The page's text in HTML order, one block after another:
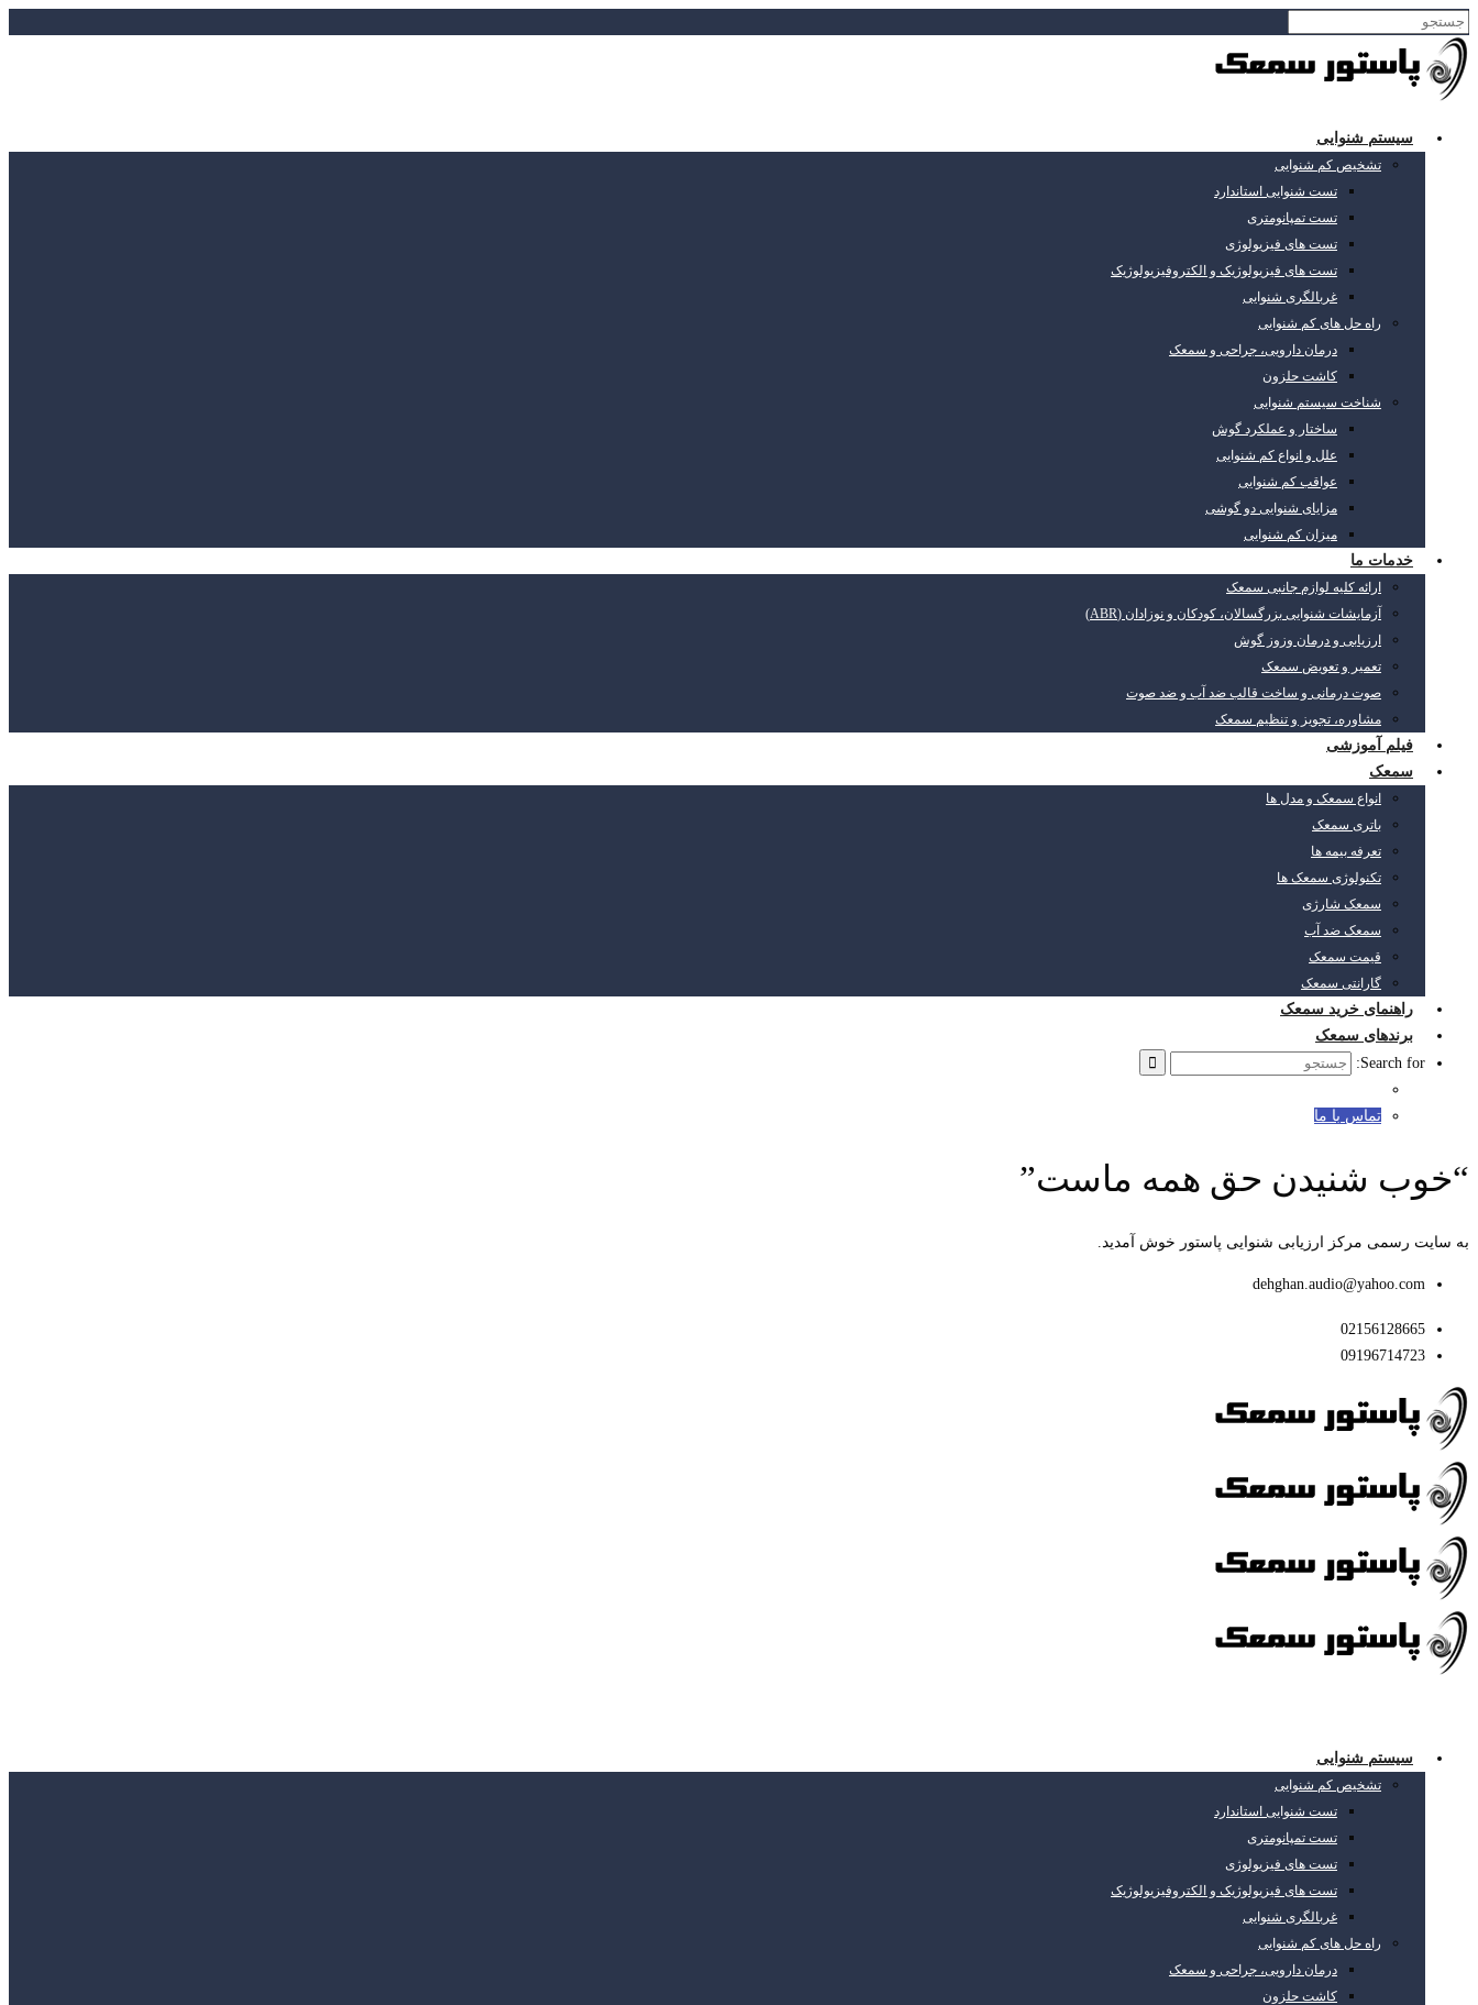
سیستم شنوایی
تشخیص کم شنوایی
تست شنوایی استاندارد
تست تمپانومتری
تست های فیزیولوژی
تست های فیزیولوژیک و الکتروفیزیولوژیک
غربالگری شنوایی
راه حل های کم شنوایی
درمان دارویی، جراحی و سمعک
کاشت حلزون
شناخت سیستم شنوایی
ساختار و عملکرد گوش
علل و انواع کم شنوایی
عواقب کم شنوایی
مزایای شنوایی دو گوشی
میزان کم شنوایی
خدمات ما
ارائه کلیه لوازم جانبی سمعک
آزمایشات شنوایی بزرگسالان، کودکان و نوزادان (ABR)
ارزیابی و درمان وزوز گوش
تعمیر و تعویض سمعک
صوت درمانی و ساخت قالب ضد آب و ضد صوت
مشاوره، تجویز و تنظیم سمعک
فیلم آموزشی
سمعک
انواع سمعک و مدل ها
باتری سمعک
تعرفه بیمه ها
تکنولوژی سمعک ها
سمعک شارژی
سمعک ضد آب
قیمت سمعک
گارانتی سمعک
راهنمای خرید سمعک
برندهای سمعک
Search for:
تماس با ما
“خوب شنیدن حق همه ماست”
به سایت رسمی مرکز ارزیابی شنوایی پاستور خوش آمدید.
dehghan.audio@yahoo.com
02156128665
09196714723
سیستم شنوایی
تشخیص کم شنوایی
تست شنوایی استاندارد
تست تمپانومتری
تست های فیزیولوژی
تست های فیزیولوژیک و الکتروفیزیولوژیک
غربالگری شنوایی
راه حل های کم شنوایی
درمان دارویی، جراحی و سمعک
کاشت حلزون